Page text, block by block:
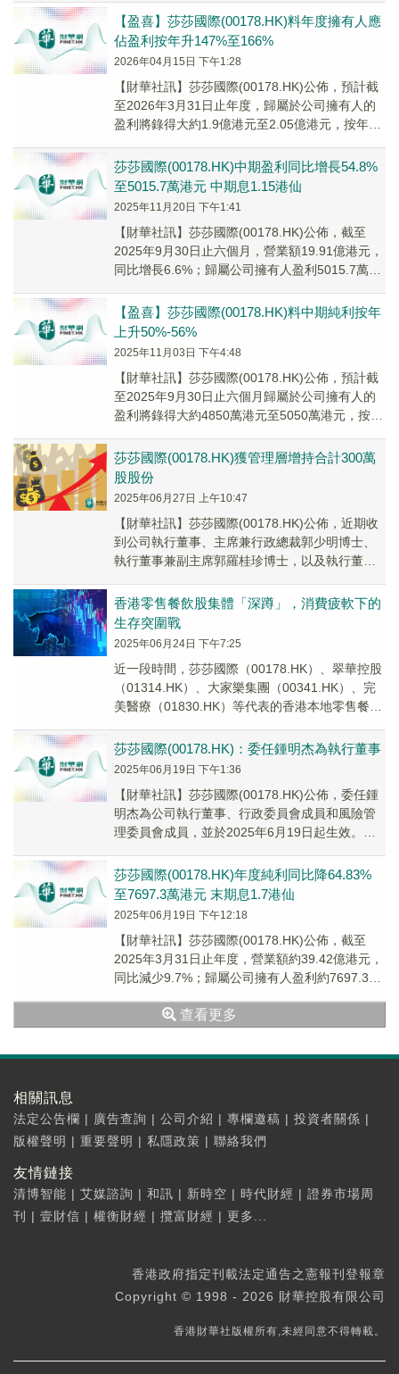
【盈喜】莎莎國際(00178.HK)料年度擁有人應
佔盈利按年升147%至166%
2026年04月15日 下午1:28
【財華社訊】莎莎國際(00178.HK)公佈，預計截
至2026年3月31日止年度，歸屬於公司擁有人的
盈利將錄得大約1.9億港元至2.05億港元，按年上
莎莎國際(00178.HK)中期盈利同比增長54.8%
至5015.7萬港元 中期息1.15港仙
2025年11月20日 下午1:41
【財華社訊】莎莎國際(00178.HK)公佈，截至
2025年9月30日止六個月，營業額19.91億港元，
同比增長6.6%；歸屬公司擁有人盈利5015.7萬港
【盈喜】莎莎國際(00178.HK)料中期純利按年
上升50%-56%
2025年11月03日 下午4:48
【財華社訊】莎莎國際(00178.HK)公佈，預計截
至2025年9月30日止六個月歸屬於公司擁有人的
盈利將錄得大約4850萬港元至5050萬港元，按年
莎莎國際(00178.HK)獲管理層增持合計300萬
股股份
2025年06月27日 上午10:47
【財華社訊】莎莎國際(00178.HK)公佈，近期收
到公司執行董事、主席兼行政總裁郭少明博士、
執行董事兼副主席郭羅桂珍博士，以及執行董
理...
香港零售餐飲股集體「深蹲」，消費疲軟下的
生存突圍戰
2025年06月24日 下午7:25
近一段時間，莎莎國際（00178.HK）、翠華控股
（01314.HK）、大家樂集團（00341.HK）、完
美醫療（01830.HK）等代表的香港本地零售餐
莎莎國際(00178.HK)：委任鍾明杰為執行董事
2025年06月19日 下午1:36
【財華社訊】莎莎國際(00178.HK)公佈，委任鍾
明杰為公司執行董事、行政委員會成員和風險管
理委員會成員，並於2025年6月19日起生效。鍾
莎莎國際(00178.HK)年度純利同比降64.83%
至7697.3萬港元 末期息1.7港仙
2025年06月19日 下午12:18
【財華社訊】莎莎國際(00178.HK)公佈，截至
2025年3月31日止年度，營業額約39.42億港元，
同比減少9.7%；歸屬公司擁有人盈利約7697.3萬
查看更多
相關訊息
法定公告欄 | 廣告查詢 | 公司介紹 | 專欄邀稿 | 投資者關係 |
版權聲明 | 重要聲明 | 私隱政策 | 聯絡我們
友情鏈接
清博智能 | 艾媒諮詢 | 和訊 | 新時空 | 時代財經 | 證券市場周
刊
| 壹財信 | 權衡財經 | 攬富財經 | 更多...
香港政府指定刊載法定通告之憲報刊登報章
Copyright © 1998 - 2026 財華控股有限公司
香港財華社版權所有,未經同意不得轉載。